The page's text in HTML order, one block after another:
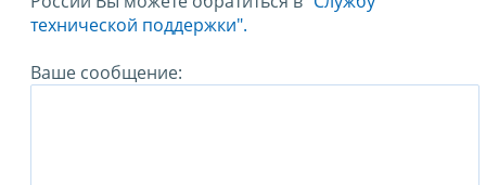
технической поддержки".
Ваше сообщение: